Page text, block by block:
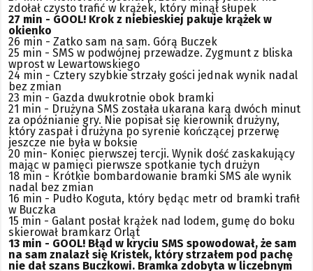
zdołał czysto trafić w krążek, który minął słupek
27 min - GOOL! Krok z niebieskiej pakuje krążek w
okienko
26 min - Zatko sam na sam. Górą Buczek
25 min - SMS w podwójnej przewadze. Zygmunt z bliska
wprost w Lewartowskiego
24 min - Cztery szybkie strzały gości jednak wynik nadal
bez zmian
23 min - Gazda dwukrotnie obok bramki
21 min - Drużyna SMS została ukarana karą dwóch minut
za opóźnianie gry. Nie popisał się kierownik drużyny,
który zaspał i drużyna po syrenie kończącej przerwę
jeszcze nie była w boksie
20 min- Koniec pierwszej tercji. Wynik dość zaskakujący
mając w pamięci pierwsze spotkanie tych drużyn
18 min - Krótkie bombardowanie bramki SMS ale wynik
nadal bez zmian
16 min - Pudło Koguta, który będąc metr od bramki trafił
w Buczka
15 min - Galant posłał krążek nad lodem, gumę do boku
skierował bramkarz Orląt
13 min - GOOL! Błąd w kryciu SMS spowodował, że sam
na sam znalazł się Kristek, który strzałem pod pachę
nie dał szans Buczkowi. Bramka zdobyta w liczebnym